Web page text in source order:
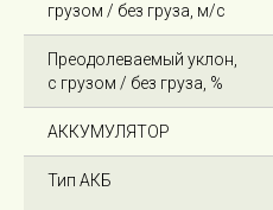
грузом / без груза, м/с
Преодолеваемый уклон,
с грузом / без груза, %
АККУМУЛЯТОР
Тип АКБ